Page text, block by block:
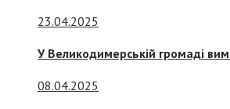
23.04.2025
У Великодимерській громаді
08.04.2025